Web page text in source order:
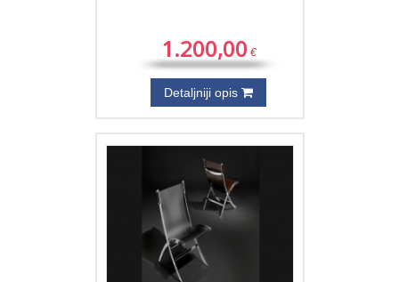
1.200,00 €
Detaljniji opis